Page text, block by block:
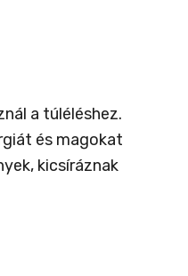
a túléléshez.
és magokat
kicsíráznak